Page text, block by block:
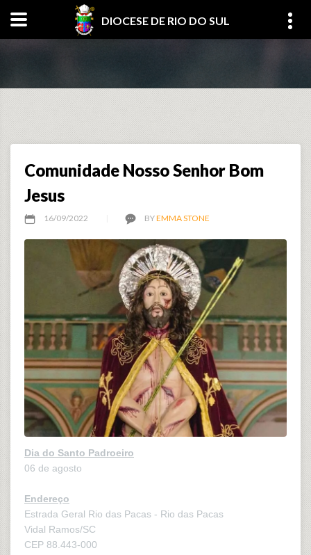
DIOCESE DE RIO DO SUL
Comunidade Nosso Senhor Bom
Jesus
16/09/2022 BYEMMA STONE
Dia do Santo Padroeiro
06 de agosto
Endereço
Estrada Geral Rio das Pacas - Rio das Pacas
Vidal Ramos/SC
CEP 88.443-000